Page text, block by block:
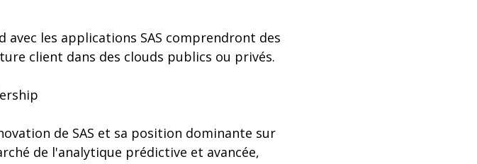
les applications SAS comprendront des
client dans des clouds publics ou privés.
de SAS et sa position dominante sur
de l'analytique prédictive et avancée,